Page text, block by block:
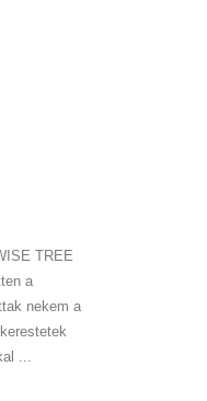
TREE
a
nekem a
...